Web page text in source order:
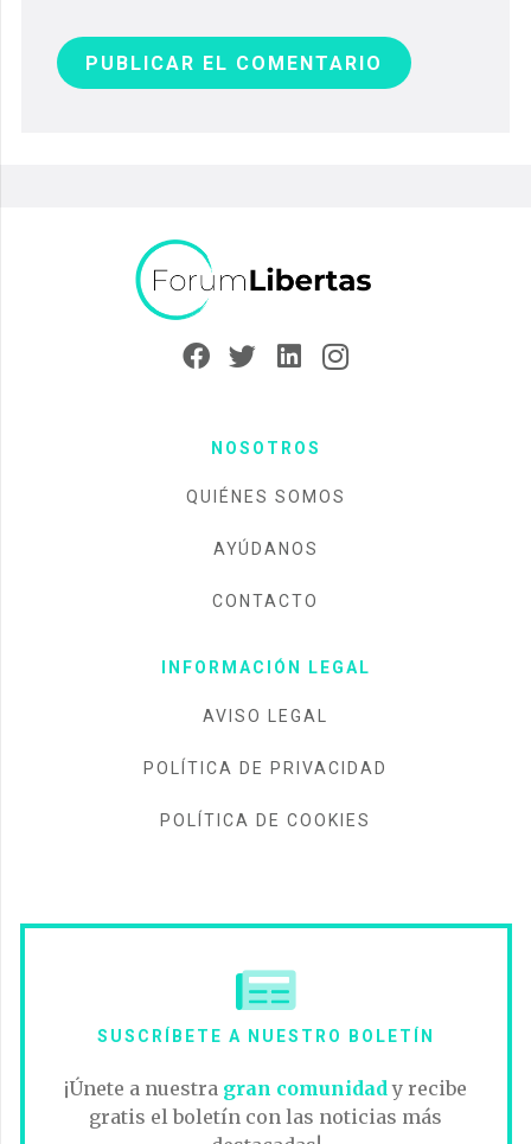
PUBLICAR EL COMENTARIO
NOSOTROS
QUIÉNES SOMOS
AYÚDANOS
CONTACTO
INFORMACIÓN LEGAL
AVISO LEGAL
POLÍTICA DE PRIVACIDAD
POLÍTICA DE COOKIES
SUSCRÍBETE A NUESTRO BOLETÍN
¡Únete a nuestra gran comunidad y recibe
gratis el boletín con las noticias más